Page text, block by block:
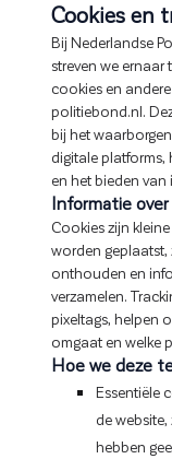
Cookies en
Bij Nederlandse
streven we ernaar
cookies en
politiebond.nl.
bij het
digitale platforms,
en het bieden van
Informatie
Cookies zijn
worden
onthouden en
verzamelen.
pixeltags, helpen
omgaat en welke
Hoe we deze
Essentiële
de
hebben